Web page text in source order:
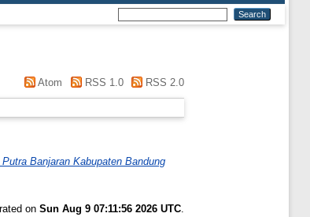
Atom RSS 1.0 RSS 2.0
Banjaran Kabupaten Bandung
on Sun Aug 9 07:11:56 2026 UTC